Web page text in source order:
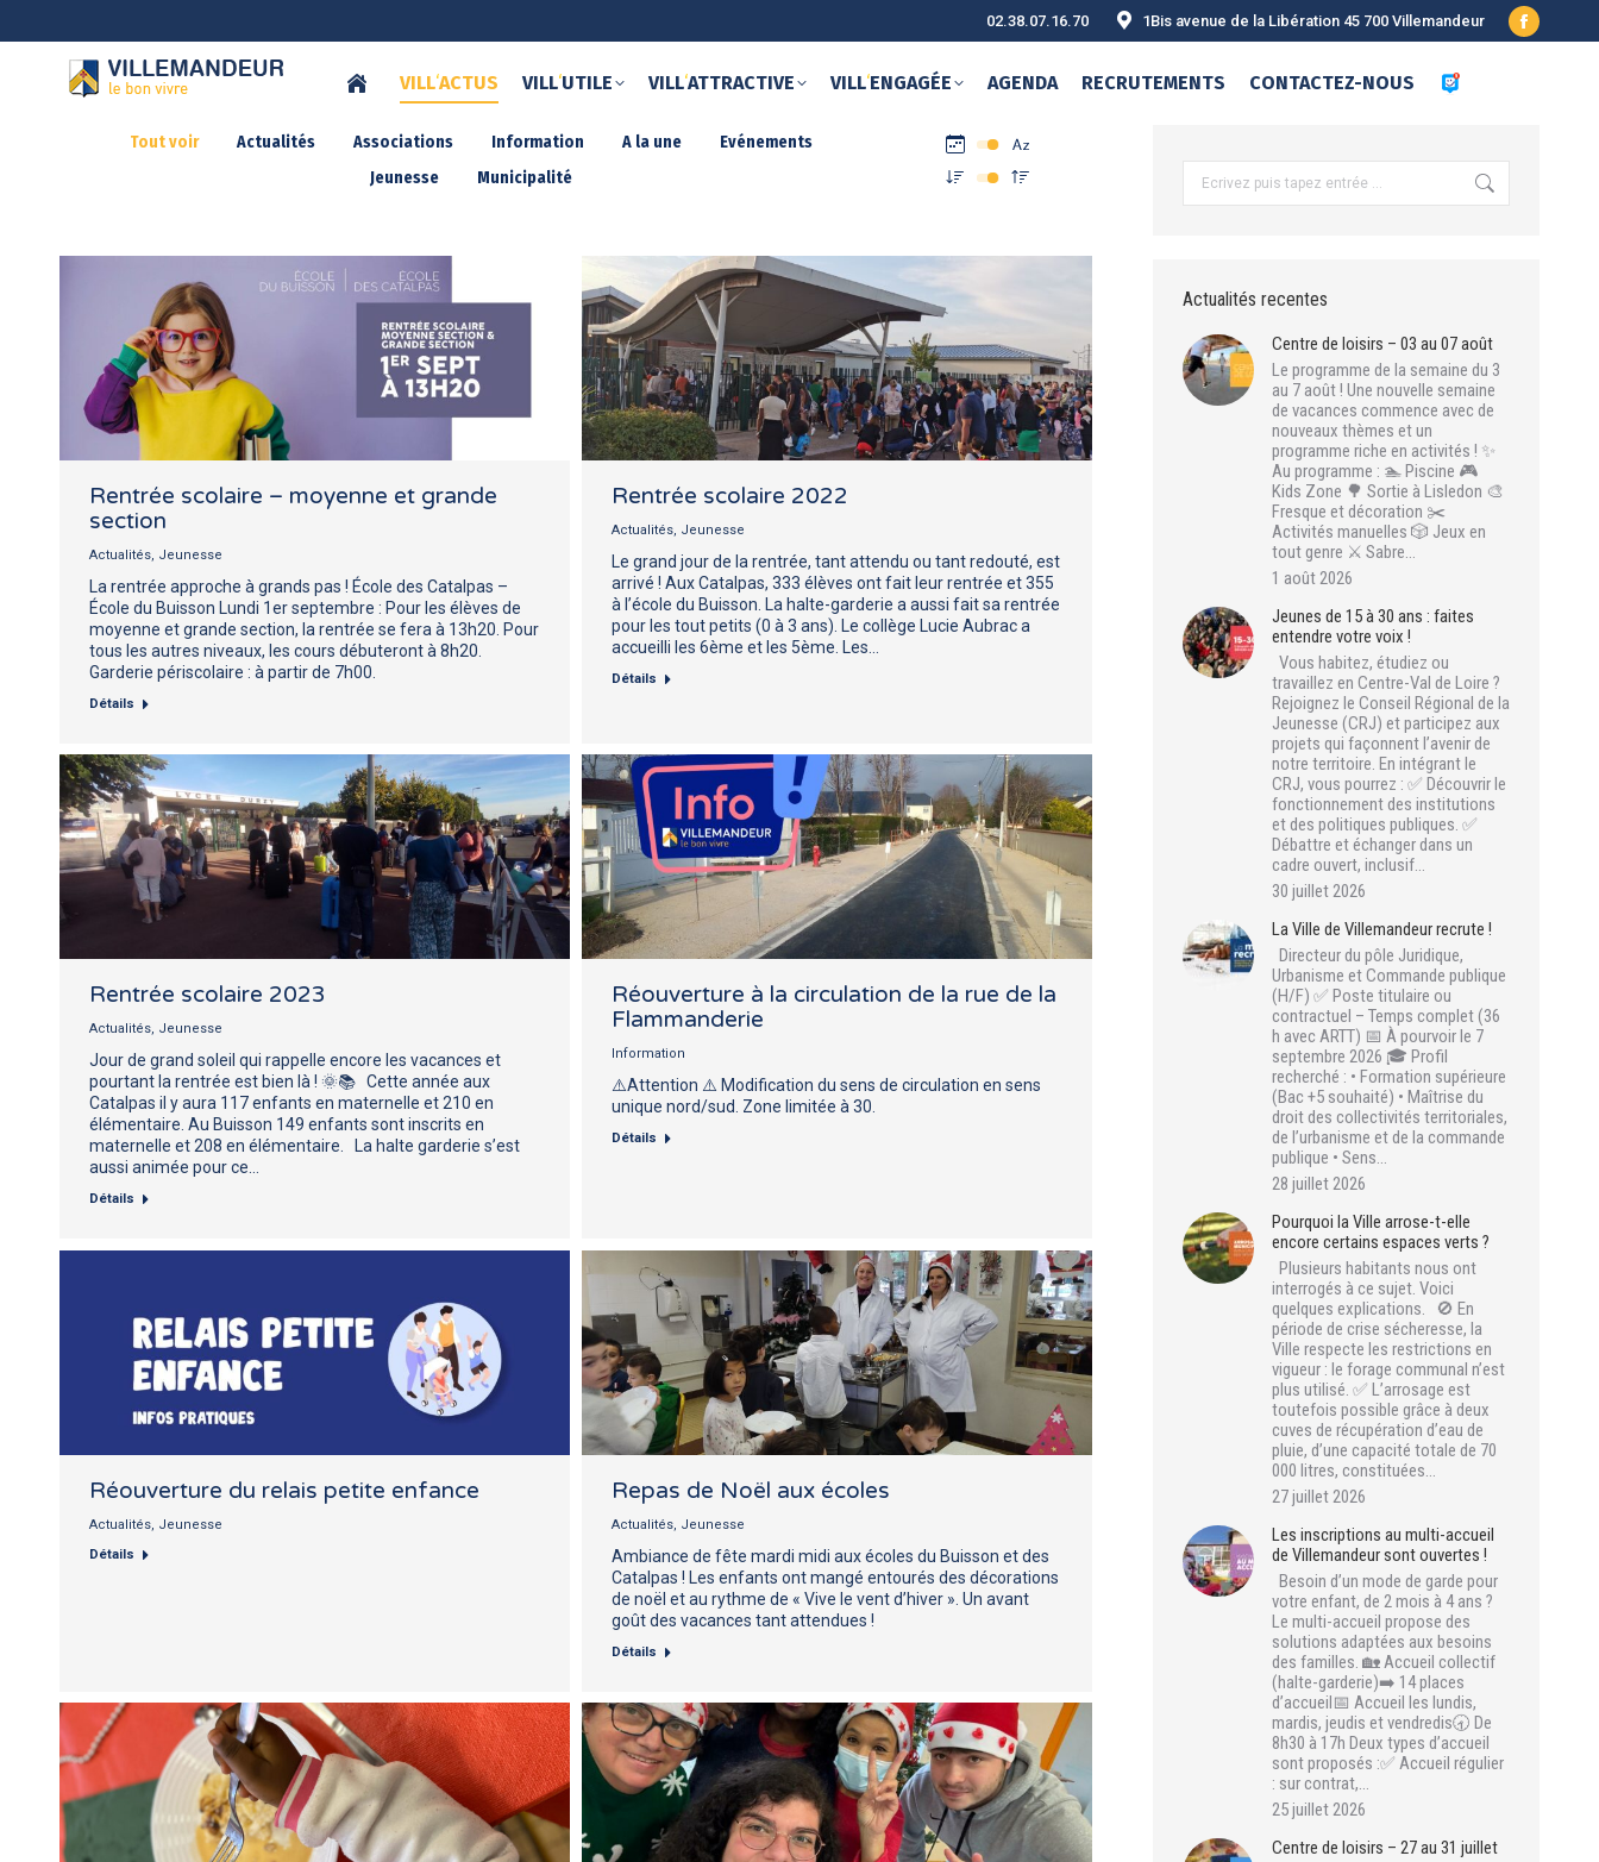
02.38.07.16.70 1Bis avenue de la Libération 45 700 Villemandeur
Facebook
VILL‘ACTUS VILL‘UTILE VILL‘ATTRACTIVE VILL‘ENGAGÉE AGENDA RECRUTEMENTS CONTACTEZ-NOUS
Tout voir Actualités Associations Information A la une
Evénements
Jeunesse
Municipalité
Rentrée scolaire – moyenne et grande
section
Actualités Jeunesse
La rentrée approche à grands pas ! École des Catalpas –
École du Buisson Lundi 1er septembre : Pour les élèves de
moyenne et grande section, la rentrée se fera à 13h20. Pour
tous les autres niveaux, les cours débuteront à 8h20.
Garderie périscolaire : à partir de 7h00.
Détails
Rentrée scolaire 2022
Actualités Jeunesse
Le grand jour de la rentrée, tant attendu ou tant redouté, est
arrivé ! Aux Catalpas, 333 élèves ont fait leur rentrée et 355
à l’école du Buisson. La halte-garderie a aussi fait sa rentrée
pour les tout petits (0 à 3 ans). Le collège Lucie Aubrac a
accueilli les 6ème et les 5ème. Les…
Détails
Rentrée scolaire 2023
Actualités Jeunesse
Jour de grand soleil qui rappelle encore les vacances et
pourtant la rentrée est bien là ! 🌞📚 Cette année aux
Catalpas il y aura 117 enfants en maternelle et 210 en
élémentaire. Au Buisson 149 enfants sont inscrits en
maternelle et 208 en élémentaire. La halte garderie s’est
aussi animée pour ce…
Détails
Réouverture à la circulation de la rue de la
Flammanderie
Information
⚠️Attention ⚠️ Modification du sens de circulation en sens
unique nord/sud. Zone limitée à 30.
Détails
Réouverture du relais petite enfance
Actualités Jeunesse
Détails
Repas de Noël aux écoles
Actualités Jeunesse
Ambiance de fête mardi midi aux écoles du Buisson et des
Catalpas ! Les enfants ont mangé entourés des décorations
de noël et au rythme de « Vive le vent d’hiver ». Un avant
goût des vacances tant attendues !
Détails
Actualités recentes
Centre de loisirs – 03 au 07 août
Le programme de la semaine du 3
au 7 août ! Une nouvelle semaine
de vacances commence avec de
nouveaux thèmes et un
programme riche en activités ! ✨
Au programme : 🏊 Piscine 🎮
Kids Zone 🌳 Sortie à Lisledon 🎨
Fresque et décoration ✂️
Activités manuelles 🎲 Jeux en
tout genre ⚔️ Sabre…
1 août 2026
Jeunes de 15 à 30 ans : faites
entendre votre voix !
Vous habitez, étudiez ou
travaillez en Centre-Val de Loire ?
Rejoignez le Conseil Régional de la
Jeunesse (CRJ) et participez aux
projets qui façonnent l’avenir de
notre territoire. En intégrant le
CRJ, vous pourrez : ✅ Découvrir le
fonctionnement des institutions
et des politiques publiques. ✅
Débattre et échanger dans un
cadre ouvert, inclusif…
30 juillet 2026
La Ville de Villemandeur recrute !
Directeur du pôle Juridique,
Urbanisme et Commande publique
(H/F) ✅ Poste titulaire ou
contractuel – Temps complet (36
h avec ARTT) 📅 À pourvoir le 7
septembre 2026 🎓 Profil
recherché : • Formation supérieure
(Bac +5 souhaité) • Maîtrise du
droit des collectivités territoriales,
de l’urbanisme et de la commande
publique • Sens…
28 juillet 2026
Pourquoi la Ville arrose-t-elle
encore certains espaces verts ?
Plusieurs habitants nous ont
interrogés à ce sujet. Voici
quelques explications. 🚫 En
période de crise sécheresse, la
Ville respecte les restrictions en
vigueur : le forage communal n’est
plus utilisé. ✅ L’arrosage est
toutefois possible grâce à deux
cuves de récupération d’eau de
pluie, d’une capacité totale de 70
000 litres, constituées…
27 juillet 2026
Les inscriptions au multi-accueil
de Villemandeur sont ouvertes !
Besoin d’un mode de garde pour
votre enfant, de 2 mois à 4 ans ?
Le multi-accueil propose des
solutions adaptées aux besoins
des familles. 🏡 Accueil collectif
(halte-garderie)➡️ 14 places
d’accueil📅 Accueil les lundis,
mardis, jeudis et vendredis🕣 De
8h30 à 17h Deux types d’accueil
sont proposés :✅ Accueil régulier
: sur contrat,…
25 juillet 2026
Centre de loisirs – 27 au 31 juillet